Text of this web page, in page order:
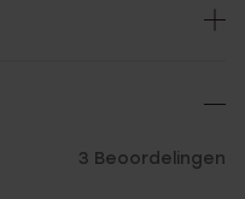
3 Beoordelingen